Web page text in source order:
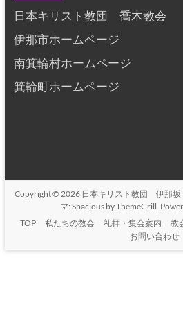
日本キリスト教団 喬木教会
伊那市ホームページ
南箕輪村ホームページ
箕輪町ホームページ
Copyright © 2026 日本キリスト教団 伊那坂
マ: Spaciousby ThemeGrill.
TOP
私たちの教会 礼拝・集会案内 教
お問い合わせ